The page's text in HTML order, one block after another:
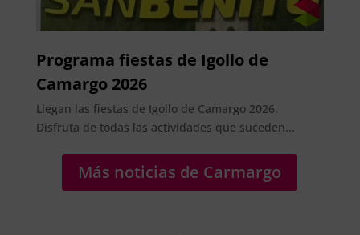
Programa fiestas de Igollo de
Camargo 2026
Llegan las fiestas de Igollo de Camargo 2026.
Disfruta de todas las actividades que suceden...
Más noticias de Carmargo